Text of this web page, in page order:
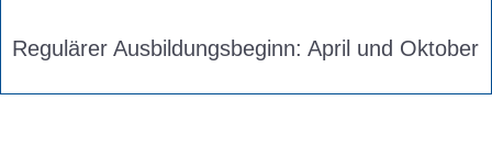
Regulärer Ausbildungsbeginn: April und Oktober